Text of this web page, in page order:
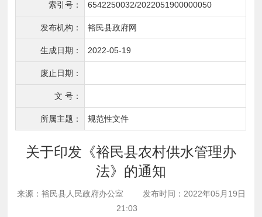
索引号： 6542250032/2022051900000050
发布机构： 裕民县政府网
生成日期： 2022-05-19
废止日期：
文 号：
所属主题： 规范性文件
关于印发《裕民县农村供水管理办
法》的通知
来源：裕民县人民政府办公室
发布时间：2022年05月19日
21:03